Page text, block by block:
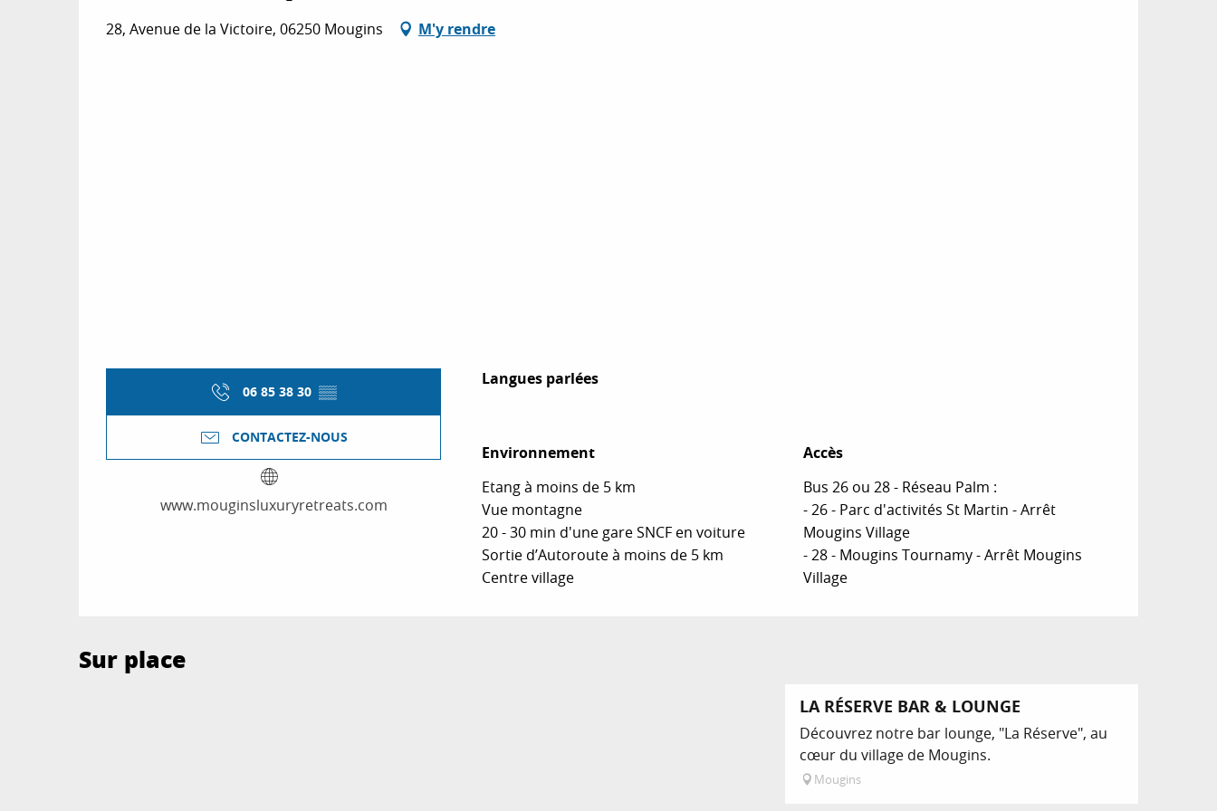
28, Avenue de la Victoire, 06250 Mougins M'y rendre
06 85 38 30 ▒▒
CONTACTEZ-NOUS
www.mouginsluxuryretreats.com
Langues parlées
Langues parlées
Environnement
Environnement
Etang à moins de 5 km
Vue montagne
20 - 30 min d'une gare SNCF en voiture
Sortie d’Autoroute à moins de 5 km
Centre village
Accès
Accès
Bus 26 ou 28 - Réseau Palm :
- 26 - Parc d'activités St Martin - Arrêt
Mougins Village
- 28 - Mougins Tournamy - Arrêt Mougins
Village
Sur place
LA RÉSERVE BAR & LOUNGE
Découvrez notre bar lounge, "La Réserve", au
cœur du village de Mougins.
Mougins